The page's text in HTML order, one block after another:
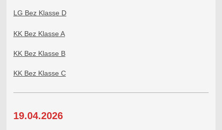
LG Bez Klasse D
KK Bez Klasse A
KK Bez Klasse B
KK Bez Klasse C
19.04.2026